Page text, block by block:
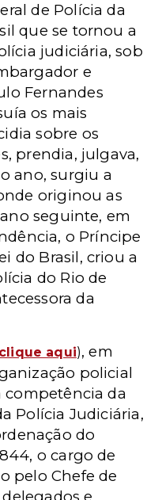
de Polícia da
que se tornou a
judiciária, sob
e
Fernandes
os mais
sobre os
prendia, julgava,
ano, surgiu a
originou as
seguinte, em
o Príncipe
do Brasil, criou a
do Rio de
da
clique aqui), em
policial
competência da
Polícia Judiciária,
do
o cargo de
pelo Chefe de